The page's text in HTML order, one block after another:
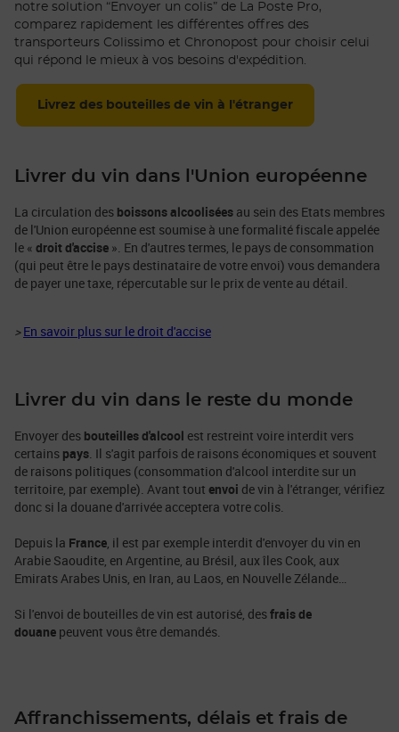
notre solution “Envoyer un colis” de La Poste Pro,
comparez rapidement les différentes offres des
transporteurs Colissimo et Chronopost pour choisir celui
qui répond le mieux à vos besoins d'expédition.
Livrez des bouteilles de vin à l'étranger
Livrer du vin dans l'Union européenne
La circulation des boissons alcoolisées au sein des Etats membres
de l'Union européenne est soumise à une formalité fiscale appelée
le « droit d'accise ». En d'autres termes, le pays de consommation
(qui peut être le pays destinataire de votre envoi) vous demandera
de payer une taxe, répercutable sur le prix de vente au détail.
>En savoir plus sur le droit d'accise
Livrer du vin dans le reste du monde
Envoyer des bouteilles d'alcool est restreint voire interdit vers
certains pays . Il s'agit parfois de raisons économiques et souvent
de raisons politiques (consommation d'alcool interdite sur un
territoire, par exemple). Avant tout envoi de vin à l'étranger, vérifiez
donc si la douane d'arrivée acceptera votre colis.
Depuis la France , il est par exemple interdit d'envoyer du vin en
Arabie Saoudite, en Argentine, au Brésil, aux îles Cook, aux
Emirats Arabes Unis, en Iran, au Laos, en Nouvelle Zélande…
Si l'envoi de bouteilles de vin est autorisé, desfrais de
douane peuvent vous être demandés.
Affranchissements, délais et frais de